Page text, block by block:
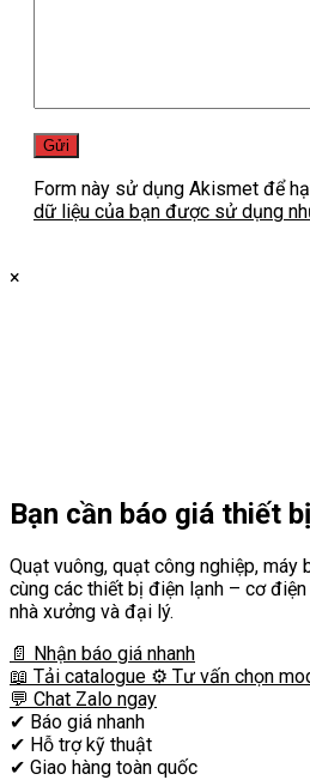
Form này sử dụng Akismet để
dữ liệu của bạn được sử dụng
×
Bạn cần báo giá thiết
Quạt vuông, quạt công nghiệp, máy
cùng các thiết bị điện lạnh – cơ
nhà xưởng và đại lý.
📄 Nhận báo giá nhanh
📖 Tải catalogue ⚙️ Tư vấn chọn
💬 Chat Zalo ngay
✔ Báo giá nhanh
✔ Hỗ trợ kỹ thuật
✔ Giao hàng toàn quốc